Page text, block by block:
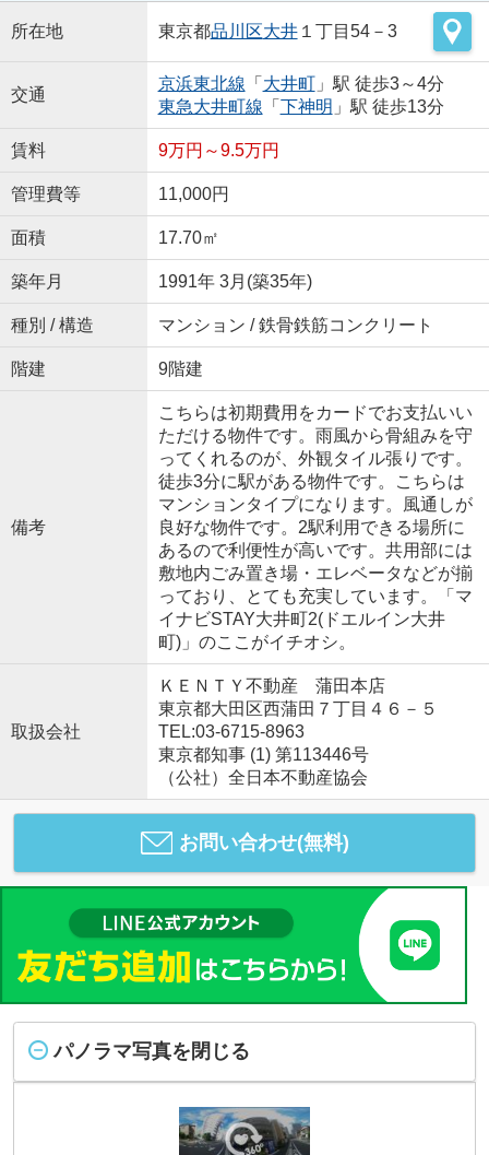
所在地 東京都品川区大井１丁目54－3
交通
京浜東北線 「 大井町」駅 徒歩3～4分
東急大井町線 「 下神明 」駅 徒歩13分
賃料 9万円～9.5万円
管理費等 11,000円
面積 17.70㎡
築年月 1991年 3月(築35年)
種別 / 構造 マンション / 鉄骨鉄筋コンクリート
階建 9階建
備考
こちらは初期費用をカードでお支払いい
ただける物件です。雨風から骨組みを守
ってくれるのが、外観タイル張りです。
徒歩3分に駅がある物件です。こちらは
マンションタイプになります。風通しが
良好な物件です。2駅利用できる場所に
あるので利便性が高いです。共用部には
敷地内ごみ置き場・エレベータなどが揃
っており、とても充実しています。「マ
イナビSTAY大井町2(ドエルイン大井
町)」のここがイチオシ。
取扱会社
ＫＥＮＴＹ不動産 蒲田本店
東京都大田区西蒲田７丁目４６－５
TEL:03-6715-8963
東京都知事 (1) 第113446号
（公社）全日本不動産協会
お問い合わせ(無料)
パノラマ写真を閉じる